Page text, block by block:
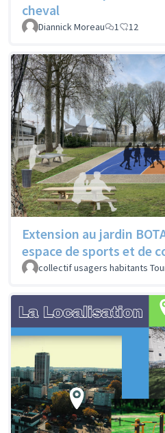
cheval
Diannick Moreau 1 12
Extension au jardin
espace de sports et de
collectif usagers habitants